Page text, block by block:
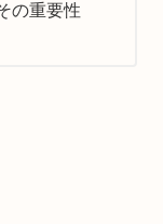
の重要性